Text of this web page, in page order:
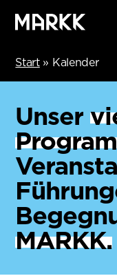
Start» Kalender
Unser
MARKK.